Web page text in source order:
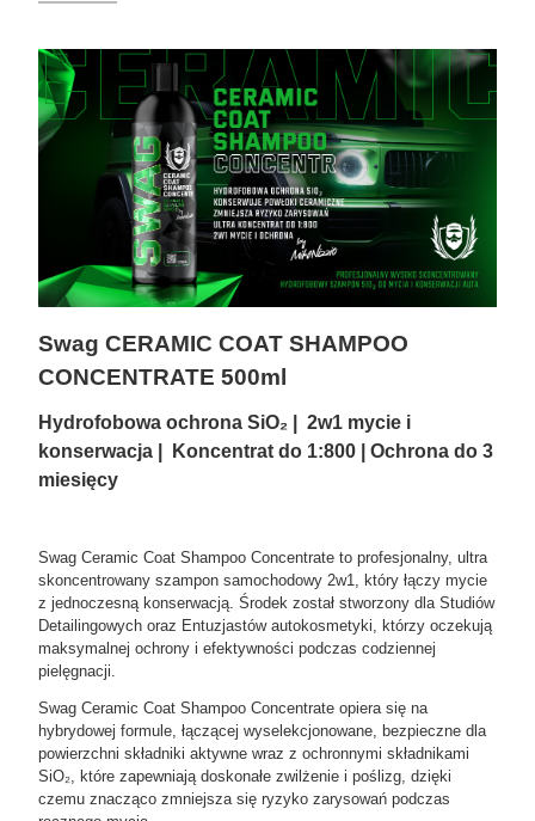
Swag CERAMIC COAT SHAMPOO
CONCENTRATE 500ml
Hydrofobowa ochrona SiO₂ | 2w1 mycie i
konserwacja | Koncentrat do 1:800 | Ochrona do 3
miesięcy
Swag Ceramic Coat Shampoo Concentrate to profesjonalny, ultra
skoncentrowany szampon samochodowy 2w1, który łączy mycie
z jednoczesną konserwacją. Środek został stworzony dla Studiów
Detailingowych oraz Entuzjastów autokosmetyki, którzy oczekują
maksymalnej ochrony i efektywności podczas codziennej
pielęgnacji.
Swag Ceramic Coat Shampoo Concentrate opiera się na
hybrydowej formule, łączącej wyselekcjonowane, bezpieczne dla
powierzchni składniki aktywne wraz z ochronnymi składnikami
SiO₂, które zapewniają doskonałe zwilżenie i poślizg, dzięki
czemu znacząco zmniejsza się ryzyko zarysowań podczas